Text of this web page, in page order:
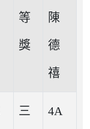
等
獎
陳
德
禧
三 4A